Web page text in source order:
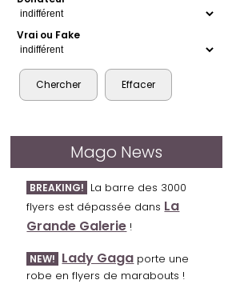
Vrai ou Fake
Mago News
BREAKING! La barre des 3000
flyers est dépassée dans La
Grande Galerie !
NEW! Lady Gaga porte une
robe en flyers de marabouts !